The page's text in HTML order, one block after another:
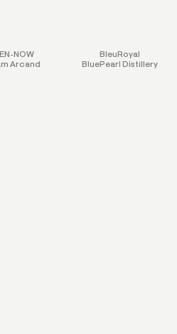
NOW
Arcand
BleuRoyal
BluePearl Distillery